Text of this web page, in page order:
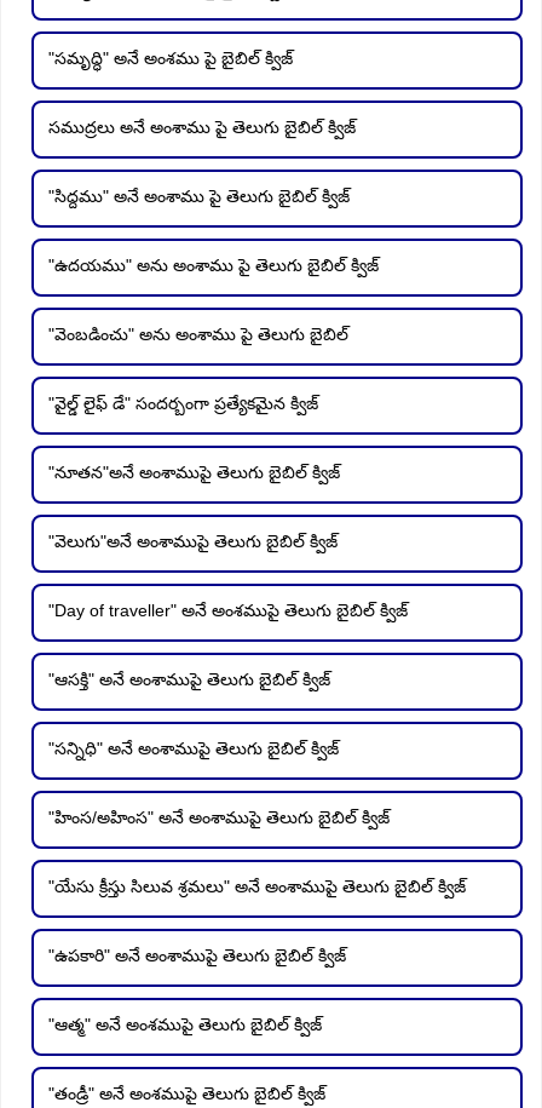
"సమృద్ధి" అనే అంశము పై బైబిల్ క్విజ్
సముద్రలు అనే అంశాము పై తెలుగు బైబిల్ క్విజ్
"సిద్దము" అనే అంశాము పై తెలుగు బైబిల్ క్విజ్
"ఉదయము" అను అంశాము పై తెలుగు బైబిల్ క్విజ్
"వెంబడించు" అను అంశాము పై తెలుగు బైబిల్
"వైల్డ్ లైఫ్ డే" సందర్బంగా ప్రత్యేకమైన క్విజ్
"నూతన"అనే అంశాముపై తెలుగు బైబిల్ క్విజ్
"వెలుగు"అనే అంశాముపై తెలుగు బైబిల్ క్విజ్
"Day of traveller" అనే అంశముపై తెలుగు బైబిల్ క్విజ్
"ఆసక్తి" అనే అంశాముపై తెలుగు బైబిల్ క్విజ్
"సన్నిధి" అనే అంశాముపై తెలుగు బైబిల్ క్విజ్
"హింస/అహింస" అనే అంశాముపై తెలుగు బైబిల్ క్విజ్
"యేసు క్రీస్తు సిలువ శ్రమలు" అనే అంశాముపై తెలుగు బైబిల్ క్విజ్
"ఉపకారి" అనే అంశాముపై తెలుగు బైబిల్ క్విజ్
"ఆత్మ" అనే అంశముపై తెలుగు బైబిల్ క్విజ్
"తండ్రీ" అనే అంశముపై తెలుగు బైబిల్ క్విజ్